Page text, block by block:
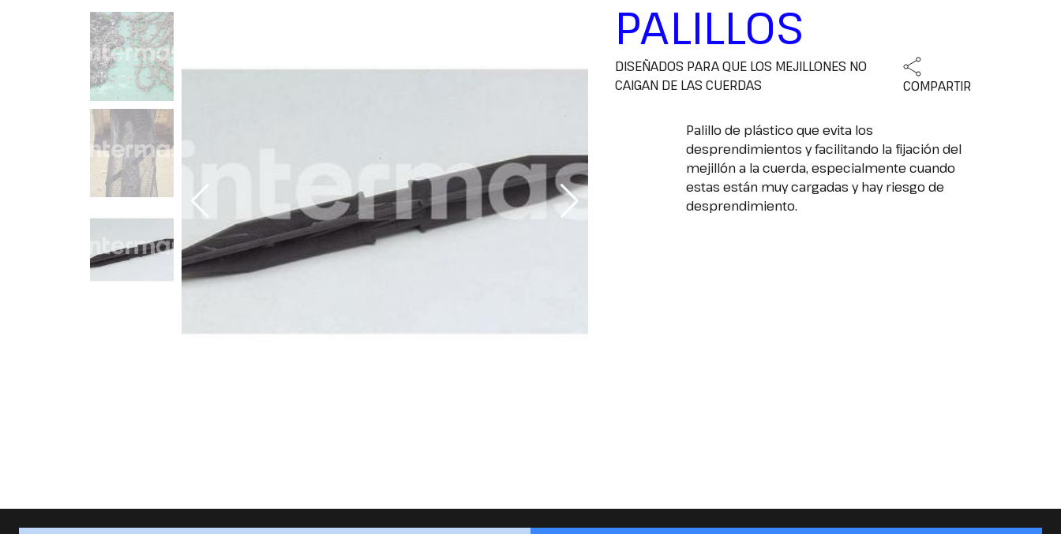
PALILLOS
DISEÑADOS PARA QUE LOS MEJILLONES NO
CAIGAN DE LAS CUERDAS
COMPARTIR
Palillo de plástico que evita los
desprendimientos y facilitando la fijación del
mejillón a la cuerda, especialmente cuando
estas están muy cargadas y hay riesgo de
desprendimiento.